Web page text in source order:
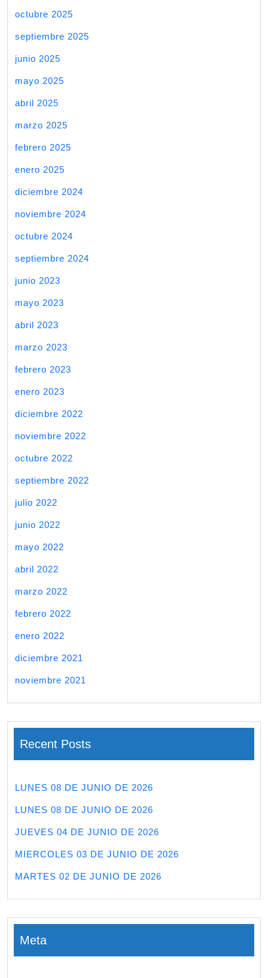
octubre 2025
septiembre 2025
junio 2025
mayo 2025
abril 2025
marzo 2025
febrero 2025
enero 2025
diciembre 2024
noviembre 2024
octubre 2024
septiembre 2024
junio 2023
mayo 2023
abril 2023
marzo 2023
febrero 2023
enero 2023
diciembre 2022
noviembre 2022
octubre 2022
septiembre 2022
julio 2022
junio 2022
mayo 2022
abril 2022
marzo 2022
febrero 2022
enero 2022
diciembre 2021
noviembre 2021
Recent Posts
LUNES 08 DE JUNIO DE 2026
LUNES 08 DE JUNIO DE 2026
JUEVES 04 DE JUNIO DE 2026
MIERCOLES 03 DE JUNIO DE 2026
MARTES 02 DE JUNIO DE 2026
Meta